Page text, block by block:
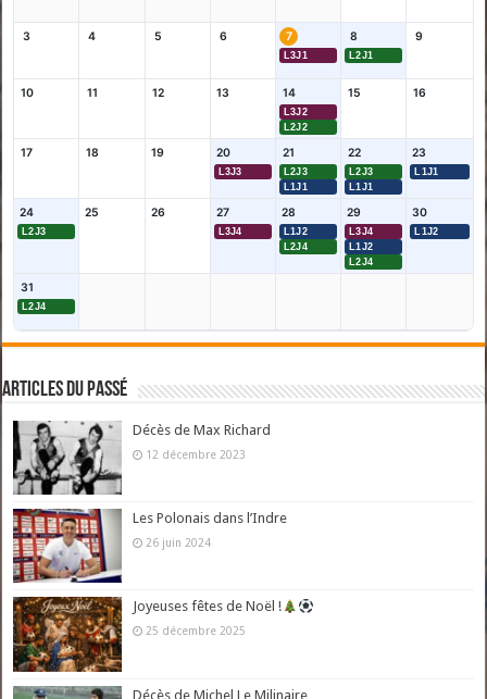
3 4 5 6 7
L3J1
8
L2J1
9
10 11 12 13 14
L3J2
L2J2
15 16
17 18 19 20
L3J3
21
L2J3
L1J1
22
L2J3
L1J1
23
L1J1
24
L2J3
25 26 27
L3J4
28
L1J2
L2J4
29
L3J4
L1J2
L2J4
30
L1J2
31
L2J4
Articles du passé
Décès de Max Richard
12 décembre 2023
Les Polonais dans l’Indre
26 juin 2024
Joyeuses fêtes de Noël !
25 décembre 2025
Décès de Michel Le Milinaire